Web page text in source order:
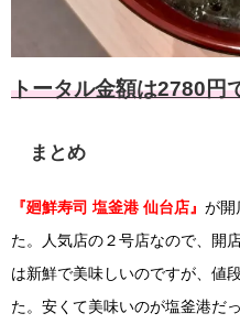
トータル金額は2780円
まとめ
『廻鮮寿司 塩釜港 仙台店』 が開
た。人気店の２号店なので、開
は新鮮で美味しいのですが、値
た。安くて美味いのが塩釜港だ